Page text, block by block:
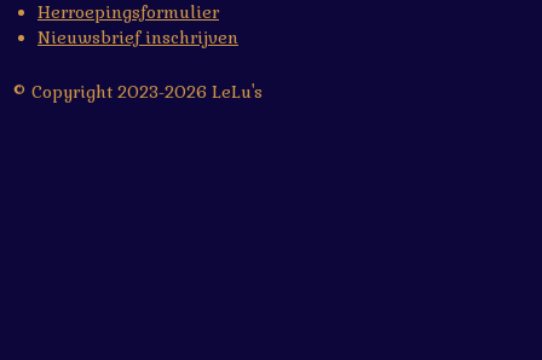
Herroepingsformulier
Nieuwsbrief inschrijven
© Copyright 2023-2026 LeLu's